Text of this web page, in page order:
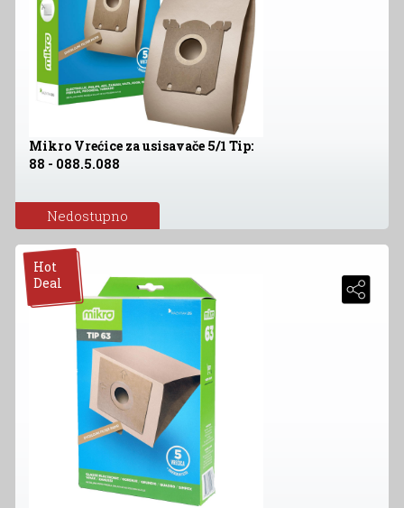
Mikro Vrećice za usisavače 5/1 Tip:
88 - 088.5.088
Nedostupno
Hot
Deal